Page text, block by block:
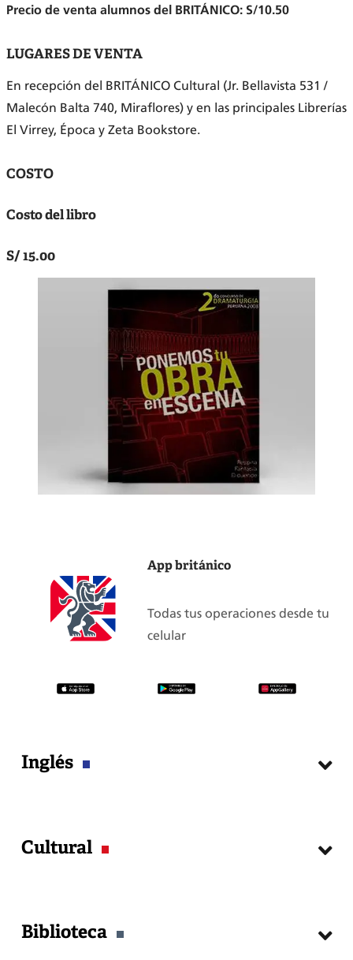
Precio de venta alumnos del BRITÁNICO: S/10.50
LUGARES DE VENTA
En recepción del BRITÁNICO Cultural (Jr. Bellavista 531 /
Malecón Balta 740, Miraflores) y en las principales Librerías
El Virrey, Época y Zeta Bookstore.
COSTO
Costo del libro
S/ 15.00
App británico
Todas tus operaciones desde tu
celular
Inglés
Matrícula
Certificados y constancias
Cultural
Talleres
Biblioteca